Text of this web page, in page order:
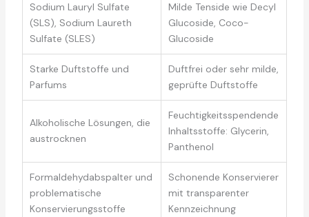
Sodium Lauryl Sulfate
(SLS), Sodium Laureth
Sulfate (SLES)
Milde Tenside wie Decyl
Glucoside, Coco-
Glucoside
Starke Duftstoffe und
Parfums
Duftfrei oder sehr milde,
geprüfte Duftstoffe
Alkoholische Lösungen, die
austrocknen
Feuchtigkeitsspendende
Inhaltsstoffe: Glycerin,
Panthenol
Formaldehydabspalter und
problematische
Konservierungsstoffe
Schonende Konservierer
mit transparenter
Kennzeichnung